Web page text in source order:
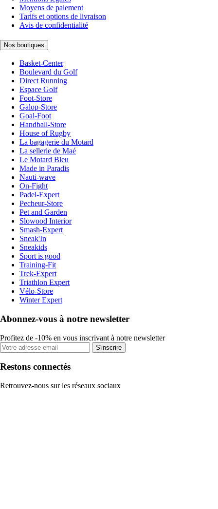
Moyens de paiement
Tarifs et options de livraison
Avis de confidentialité
Nos boutiques
Basket-Center
Boulevard du Golf
Direct Running
Espace Golf
Foot-Store
Galop-Store
Goal-Foot
Handball-Store
House of Rugby
La bagagerie du Motard
La sellerie de Maé
Le Motard Bleu
Made in Paradis
Nauti-wave
On-Fight
Padel-Expert
Pecheur-Store
Pet and Garden
Slowood Interior
Smash-Expert
Sneak'In
Sneakids
Sport is good
Training-Fit
Trek-Expert
Triathlon Expert
Vélo-Store
Winter Expert
Abonnez-vous à notre newsletter
Profitez de -10% en vous inscrivant à notre newsletter
S'inscrire
Restons connectés
Retrouvez-nous sur les réseaux sociaux